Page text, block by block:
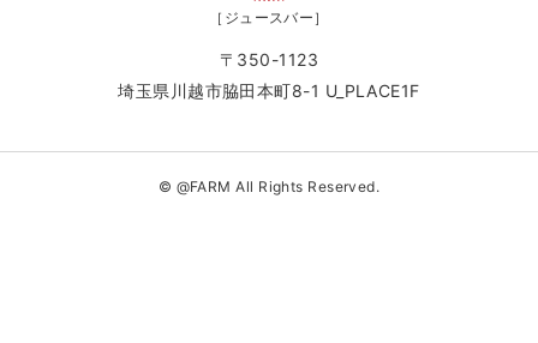
［ジュースバー］
〒350-1123
埼玉県川越市脇田本町8-1 U_PLACE1F
© @FARM All Rights Reserved.